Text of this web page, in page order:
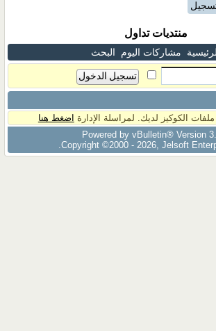
منتديات تداول
مشاركات اليوم البحث
الكوكيز لديك. لمراسلة الإدارة اضغط هنا
Powered by vBulletin® Version
Copyright ©2000 - 2026, Jelsoft